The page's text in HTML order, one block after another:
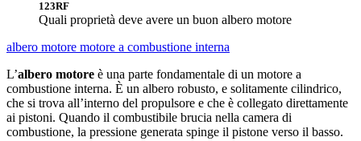
123RF
Quali proprietà deve avere un buon albero motore
albero motore motore a combustione interna
L’albero motore è una parte fondamentale di un motore a
combustione interna. È un albero robusto, e solitamente cilindrico,
che si trova all’interno del propulsore e che è collegato direttamente
ai pistoni. Quando il combustibile brucia nella camera di
combustione, la pressione generata spinge il pistone verso il basso.